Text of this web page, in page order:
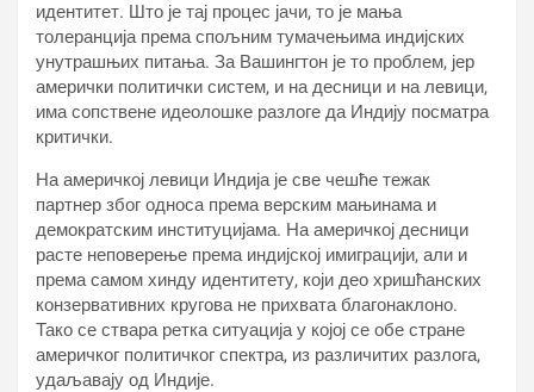
идентитет. Што је тај процес јачи, то је мања
толеранција према спољним тумачењима индијских
унутрашњих питања. За Вашингтон је то проблем, јер
амерички политички систем, и на десници и на левици,
има сопствене идеолошке разлоге да Индију посматра
критички.
На америчкој левици Индија је све чешће тежак
партнер због односа према верским мањинама и
демократским институцијама. На америчкој десници
расте неповерење према индијској имиграцији, али и
према самом хинду идентитету, који део хришћанских
конзервативних кругова не прихвата благонаклоно.
Тако се ствара ретка ситуација у којој се обе стране
америчког политичког спектра, из различитих разлога,
удаљавају од Индије.